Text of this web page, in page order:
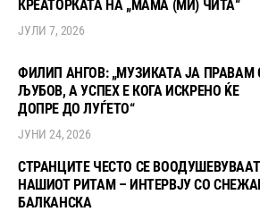
КРЕАТОРКАТА НА „МАМА (МИ) ЧИТА“
ЈУЛИ 7, 2026
ФИЛИП АНГОВ: „МУЗИКАТА ЈА ПРАВАМ
ЉУБОВ, А УСПЕХ Е КОГА ИСКРЕНО ЌЕ
ДОПРЕ ДО ЛУЃЕТО“
ЈУНИ 24, 2026
СТРАНЦИТЕ ЧЕСТО СЕ
НАШИОТ РИТАМ – ИНТЕРВЈУ СО
БАЛКАНСКА